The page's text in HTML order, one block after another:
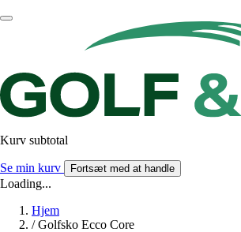
Kurv subtotal
Se min kurv Fortsæt med at handle
Loading...
Hjem
/ Golfsko Ecco Core